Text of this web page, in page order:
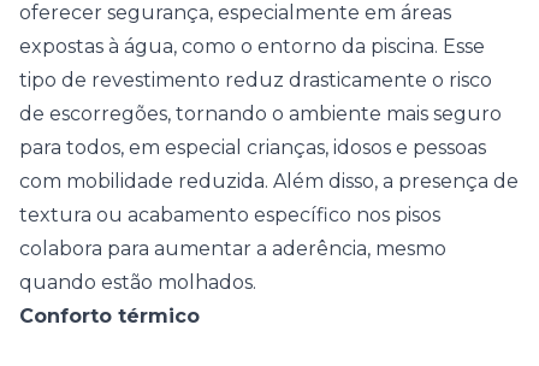
oferecer segurança, especialmente em áreas
expostas à água, como o entorno da piscina. Esse
tipo de revestimento reduz drasticamente o risco
de escorregões, tornando o ambiente mais seguro
para todos, em especial crianças, idosos e pessoas
com mobilidade reduzida. Além disso, a presença de
textura ou acabamento específico nos pisos
colabora para aumentar a aderência, mesmo
quando estão molhados.
Conforto térmico